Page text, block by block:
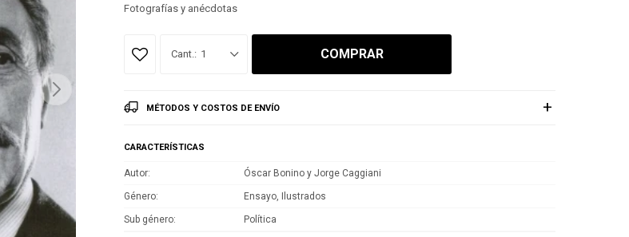
Fotografías y anécdotas
1 COMPRAR
MÉTODOS Y COSTOS DE ENVÍO
CARACTERÍSTICAS
Autor Óscar Bonino y Jorge Caggiani
Género Ensayo, Ilustrados
Sub género Política